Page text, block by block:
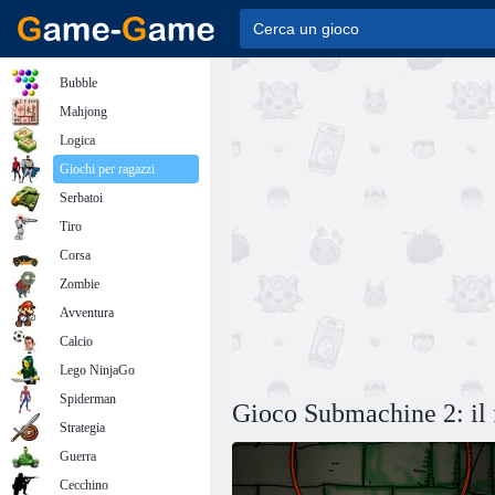
Gioco Submachine 2: il
Bubble
Mahjong
Logica
Giochi per ragazzi
Serbatoi
Tiro
Corsa
Zombie
Avventura
Calcio
Lego NinjaGo
Spiderman
Strategia
Guerra
Cecchino